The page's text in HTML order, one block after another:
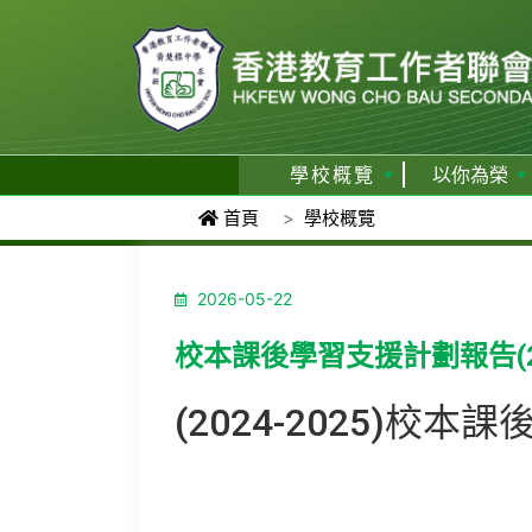
學校概覽 以你為榮
首頁 學校概覽
2026-05-22
校本課後學習支援計劃報告
(2024-2025)校本課